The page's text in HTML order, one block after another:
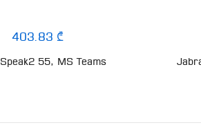
403.83 ₾
55, MS Teams